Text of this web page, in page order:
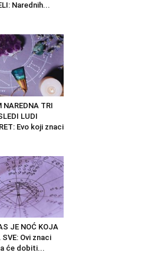
Narednih...
NAREDNA TRI
LUDI
Evo koji znaci
JE NOĆ KOJA
SVE: Ovi znaci
će dobiti...